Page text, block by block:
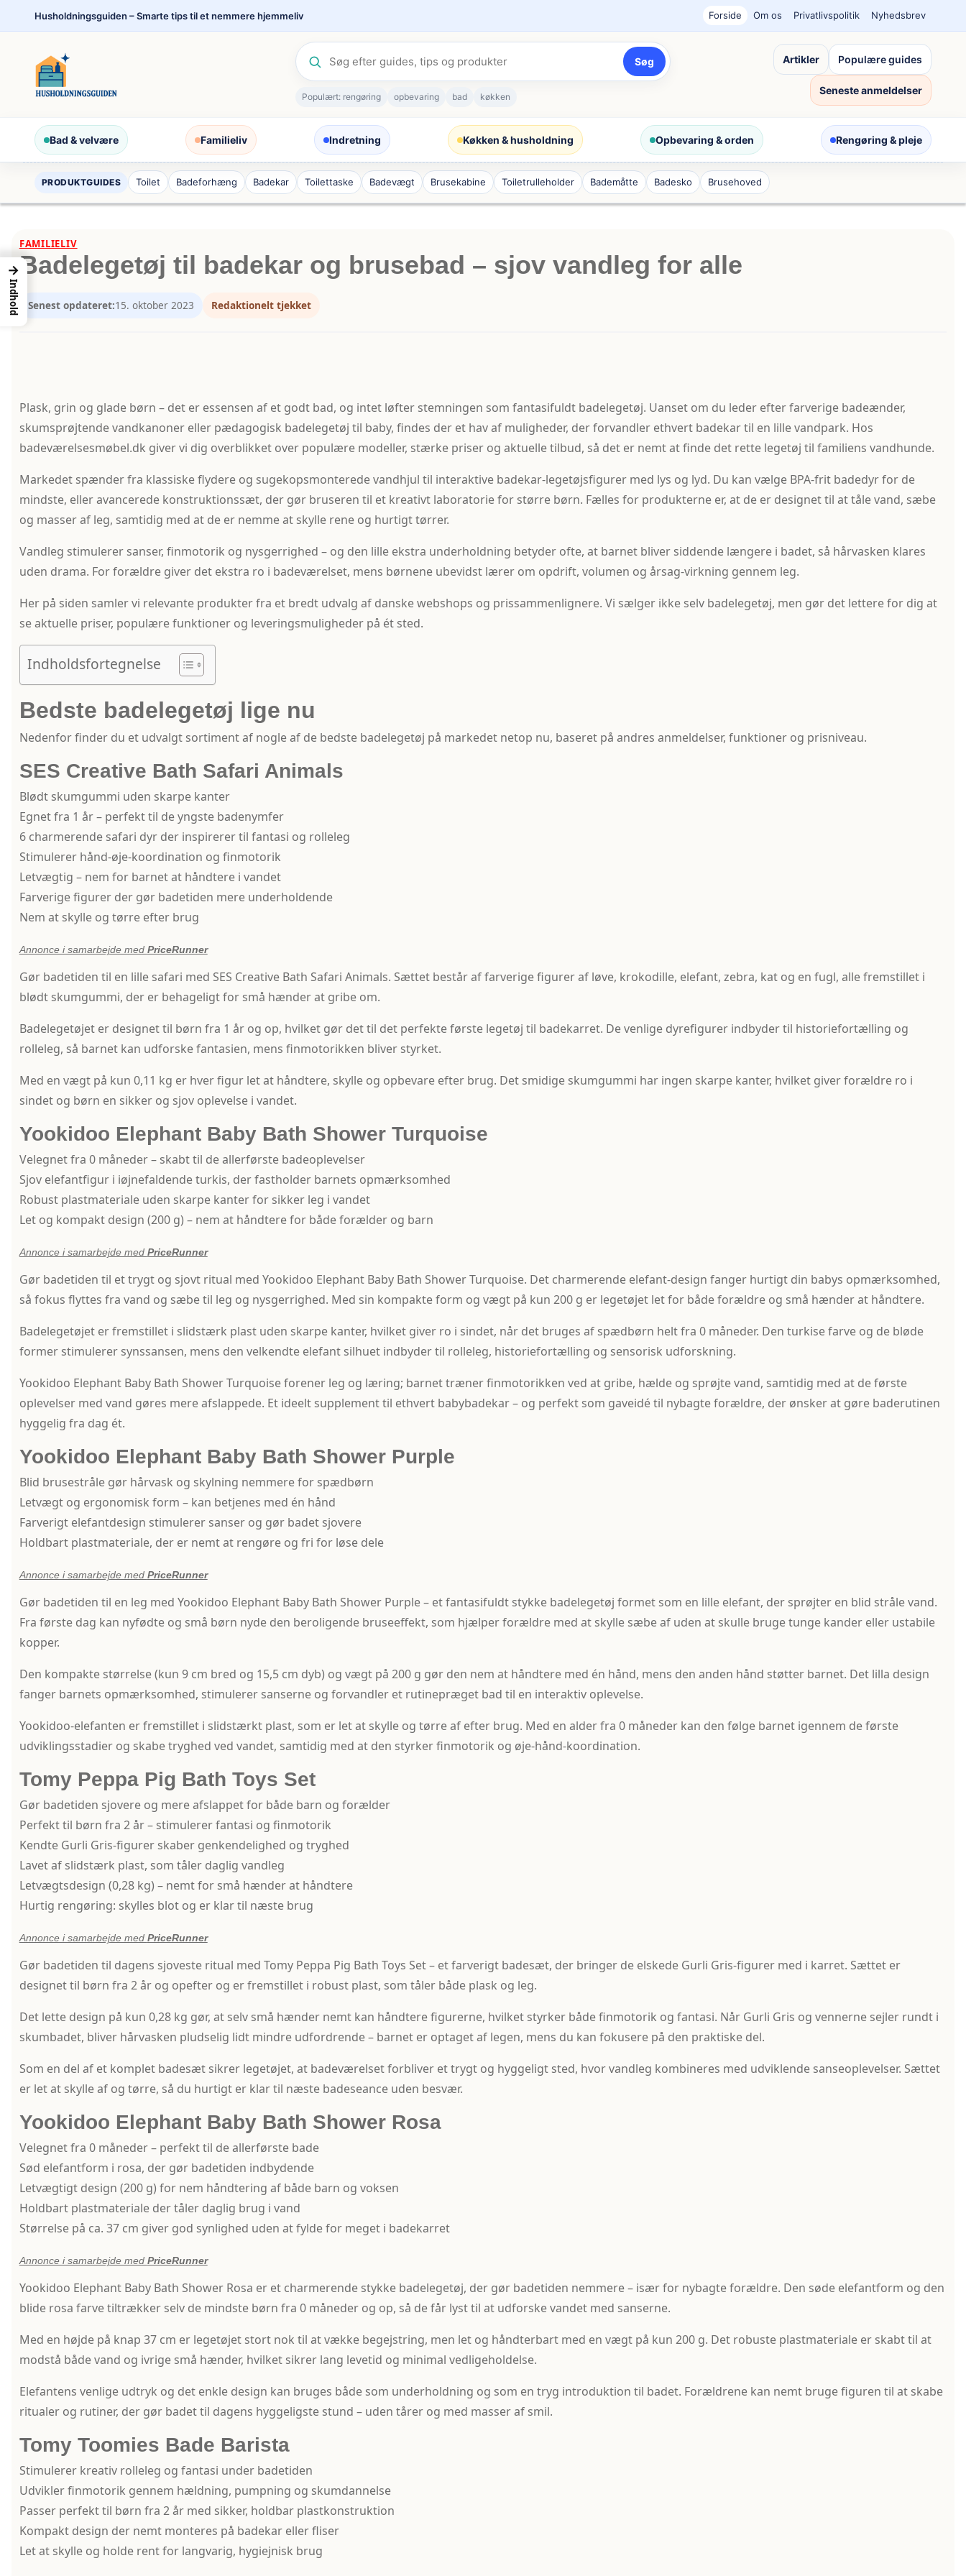
Husholdningsguiden – Smarte tips til et nemmere hjemmeliv Forside Om os Privatlivspolitik Nyhedsbrev
Søg
Populært: rengøring opbevaring bad køkken
Artikler Populære guides
Seneste anmeldelser
Bad & velvære Familieliv Indretning Køkken & husholdning Opbevaring & orden Rengøring & pleje
PRODUKTGUIDES Toilet Badeforhæng Badekar Toilettaske Badevægt Brusekabine Toiletrulleholder Bademåtte Badesko Brusehoved
FAMILIELIV
Badelegetøj til badekar og brusebad – sjov vandleg for alle
Senest opdateret:15. oktober 2023 Redaktionelt tjekket
Plask, grin og glade børn – det er essensen af et godt bad, og intet løfter stemningen som fantasifuldt badelegetøj. Uanset om du leder efter farverige badeænder,
skumsprøjtende vandkanoner eller pædagogisk badelegetøj til baby, findes der et hav af muligheder, der forvandler ethvert badekar til en lille vandpark. Hos
badeværelsesmøbel.dk giver vi dig overblikket over populære modeller, stærke priser og aktuelle tilbud, så det er nemt at finde det rette legetøj til familiens vandhunde.
Markedet spænder fra klassiske flydere og sugekopsmonterede vandhjul til interaktive badekar-legetøjsfigurer med lys og lyd. Du kan vælge BPA-frit badedyr for de
mindste, eller avancerede konstruktionssæt, der gør bruseren til et kreativt laboratorie for større børn. Fælles for produkterne er, at de er designet til at tåle vand, sæbe
og masser af leg, samtidig med at de er nemme at skylle rene og hurtigt tørrer.
Vandleg stimulerer sanser, finmotorik og nysgerrighed – og den lille ekstra underholdning betyder ofte, at barnet bliver siddende længere i badet, så hårvasken klares
uden drama. For forældre giver det ekstra ro i badeværelset, mens børnene ubevidst lærer om opdrift, volumen og årsag-virkning gennem leg.
Her på siden samler vi relevante produkter fra et bredt udvalg af danske webshops og prissammenlignere. Vi sælger ikke selv badelegetøj, men gør det lettere for dig at
se aktuelle priser, populære funktioner og leveringsmuligheder på ét sted.
Indholdsfortegnelse
Bedste badelegetøj lige nu
Nedenfor finder du et udvalgt sortiment af nogle af de bedste badelegetøj på markedet netop nu, baseret på andres anmeldelser, funktioner og prisniveau.
SES Creative Bath Safari Animals
Blødt skumgummi uden skarpe kanter
Egnet fra 1 år – perfekt til de yngste badenymfer
6 charmerende safari dyr der inspirerer til fantasi og rolleleg
Stimulerer hånd-øje-koordination og finmotorik
Letvægtig – nem for barnet at håndtere i vandet
Farverige figurer der gør badetiden mere underholdende
Nem at skylle og tørre efter brug
Annonce i samarbejde med PriceRunner
Gør badetiden til en lille safari med SES Creative Bath Safari Animals. Sættet består af farverige figurer af løve, krokodille, elefant, zebra, kat og en fugl, alle fremstillet i
blødt skumgummi, der er behageligt for små hænder at gribe om.
Badelegetøjet er designet til børn fra 1 år og op, hvilket gør det til det perfekte første legetøj til badekarret. De venlige dyrefigurer indbyder til historiefortælling og
rolleleg, så barnet kan udforske fantasien, mens finmotorikken bliver styrket.
Med en vægt på kun 0,11 kg er hver figur let at håndtere, skylle og opbevare efter brug. Det smidige skumgummi har ingen skarpe kanter, hvilket giver forældre ro i
sindet og børn en sikker og sjov oplevelse i vandet.
Yookidoo Elephant Baby Bath Shower Turquoise
Velegnet fra 0 måneder – skabt til de allerførste badeoplevelser
Sjov elefantfigur i iøjnefaldende turkis, der fastholder barnets opmærksomhed
Robust plastmateriale uden skarpe kanter for sikker leg i vandet
Let og kompakt design (200 g) – nem at håndtere for både forælder og barn
Annonce i samarbejde med PriceRunner
Gør badetiden til et trygt og sjovt ritual med Yookidoo Elephant Baby Bath Shower Turquoise. Det charmerende elefant-design fanger hurtigt din babys opmærksomhed,
så fokus flyttes fra vand og sæbe til leg og nysgerrighed. Med sin kompakte form og vægt på kun 200 g er legetøjet let for både forældre og små hænder at håndtere.
Badelegetøjet er fremstillet i slidstærk plast uden skarpe kanter, hvilket giver ro i sindet, når det bruges af spædbørn helt fra 0 måneder. Den turkise farve og de bløde
former stimulerer synssansen, mens den velkendte elefant silhuet indbyder til rolleleg, historiefortælling og sensorisk udforskning.
Yookidoo Elephant Baby Bath Shower Turquoise forener leg og læring; barnet træner finmotorikken ved at gribe, hælde og sprøjte vand, samtidig med at de første
oplevelser med vand gøres mere afslappede. Et ideelt supplement til ethvert babybadekar – og perfekt som gaveidé til nybagte forældre, der ønsker at gøre baderutinen
hyggelig fra dag ét.
Yookidoo Elephant Baby Bath Shower Purple
Blid brusestråle gør hårvask og skylning nemmere for spædbørn
Letvægt og ergonomisk form – kan betjenes med én hånd
Farverigt elefantdesign stimulerer sanser og gør badet sjovere
Holdbart plastmateriale, der er nemt at rengøre og fri for løse dele
Annonce i samarbejde med PriceRunner
Gør badetiden til en leg med Yookidoo Elephant Baby Bath Shower Purple – et fantasifuldt stykke badelegetøj formet som en lille elefant, der sprøjter en blid stråle vand.
Fra første dag kan nyfødte og små børn nyde den beroligende bruseeffekt, som hjælper forældre med at skylle sæbe af uden at skulle bruge tunge kander eller ustabile
kopper.
Den kompakte størrelse (kun 9 cm bred og 15,5 cm dyb) og vægt på 200 g gør den nem at håndtere med én hånd, mens den anden hånd støtter barnet. Det lilla design
fanger barnets opmærksomhed, stimulerer sanserne og forvandler et rutinepræget bad til en interaktiv oplevelse.
Yookidoo-elefanten er fremstillet i slidstærkt plast, som er let at skylle og tørre af efter brug. Med en alder fra 0 måneder kan den følge barnet igennem de første
udviklingsstadier og skabe tryghed ved vandet, samtidig med at den styrker finmotorik og øje-hånd-koordination.
Tomy Peppa Pig Bath Toys Set
Gør badetiden sjovere og mere afslappet for både barn og forælder
Perfekt til børn fra 2 år – stimulerer fantasi og finmotorik
Kendte Gurli Gris-figurer skaber genkendelighed og tryghed
Lavet af slidstærk plast, som tåler daglig vandleg
Letvægtsdesign (0,28 kg) – nemt for små hænder at håndtere
Hurtig rengøring: skylles blot og er klar til næste brug
Annonce i samarbejde med PriceRunner
Gør badetiden til dagens sjoveste ritual med Tomy Peppa Pig Bath Toys Set – et farverigt badesæt, der bringer de elskede Gurli Gris-figurer med i karret. Sættet er
designet til børn fra 2 år og opefter og er fremstillet i robust plast, som tåler både plask og leg.
Det lette design på kun 0,28 kg gør, at selv små hænder nemt kan håndtere figurerne, hvilket styrker både finmotorik og fantasi. Når Gurli Gris og vennerne sejler rundt i
skumbadet, bliver hårvasken pludselig lidt mindre udfordrende – barnet er optaget af legen, mens du kan fokusere på den praktiske del.
Som en del af et komplet badesæt sikrer legetøjet, at badeværelset forbliver et trygt og hyggeligt sted, hvor vandleg kombineres med udviklende sanseoplevelser. Sættet
er let at skylle af og tørre, så du hurtigt er klar til næste badeseance uden besvær.
Yookidoo Elephant Baby Bath Shower Rosa
Velegnet fra 0 måneder – perfekt til de allerførste bade
Sød elefantform i rosa, der gør badetiden indbydende
Letvægtigt design (200 g) for nem håndtering af både barn og voksen
Holdbart plastmateriale der tåler daglig brug i vand
Størrelse på ca. 37 cm giver god synlighed uden at fylde for meget i badekarret
Annonce i samarbejde med PriceRunner
Yookidoo Elephant Baby Bath Shower Rosa er et charmerende stykke badelegetøj, der gør badetiden nemmere – især for nybagte forældre. Den søde elefantform og den
blide rosa farve tiltrækker selv de mindste børn fra 0 måneder og op, så de får lyst til at udforske vandet med sanserne.
Med en højde på knap 37 cm er legetøjet stort nok til at vække begejstring, men let og håndterbart med en vægt på kun 200 g. Det robuste plastmateriale er skabt til at
modstå både vand og ivrige små hænder, hvilket sikrer lang levetid og minimal vedligeholdelse.
Elefantens venlige udtryk og det enkle design kan bruges både som underholdning og som en tryg introduktion til badet. Forældrene kan nemt bruge figuren til at skabe
ritualer og rutiner, der gør badet til dagens hyggeligste stund – uden tårer og med masser af smil.
Tomy Toomies Bade Barista
Stimulerer kreativ rolleleg og fantasi under badetiden
Udvikler finmotorik gennem hældning, pumpning og skumdannelse
Passer perfekt til børn fra 2 år med sikker, holdbar plastkonstruktion
Kompakt design der nemt monteres på badekar eller fliser
Let at skylle og holde rent for langvarig, hygiejnisk brug
→
Indhold